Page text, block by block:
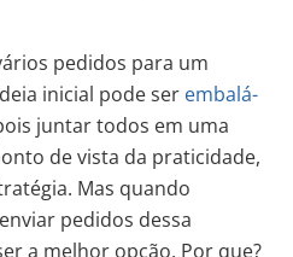
pedidos para um
inicial pode ser embalá-
juntar todos em uma
de vista da praticidade,
Mas quando
pedidos dessa
a melhor opção. Por que?